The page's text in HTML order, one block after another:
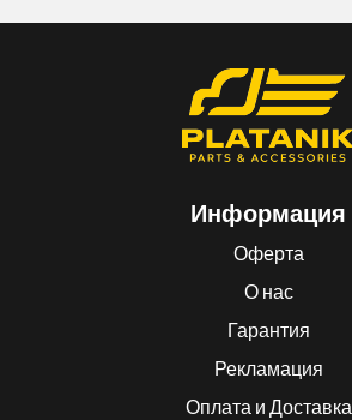
Информация
Оферта
О нас
Гарантия
Рекламация
Оплата и Доставка